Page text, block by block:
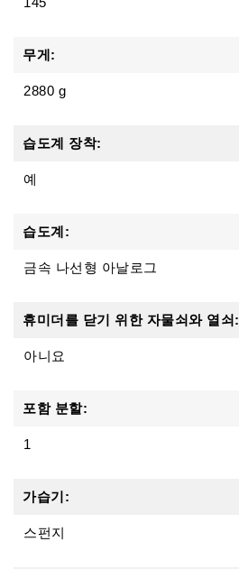
무게:
2880 g
습도계 장착:
예
습도계:
금속 나선형 아날로그
휴미더를 닫기 위한 자물쇠와 열쇠:
아니요
포함 분할:
1
가습기:
스펀지